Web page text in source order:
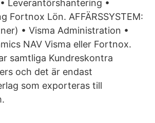
Leverantörshantering •
Fortnox Lön. AFFÄRSSYSTEM:
• Visma Administration •
NAV Visma eller Fortnox.
samtliga Kundreskontra
och det är endast
som exporteras till